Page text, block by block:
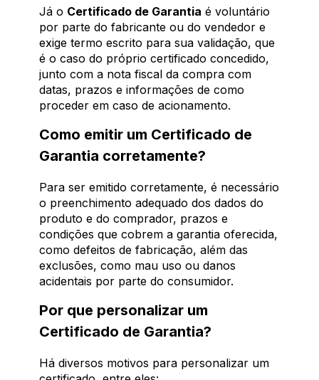
Já o Certificado de Garantia é voluntário
por parte do fabricante ou do vendedor e
exige termo escrito para sua validação, que
é o caso do próprio certificado concedido,
junto com a nota fiscal da compra com
datas, prazos e informações de como
proceder em caso de acionamento.
Como emitir um Certificado de
Garantia corretamente?
Para ser emitido corretamente, é necessário
o preenchimento adequado dos dados do
produto e do comprador, prazos e
condições que cobrem a garantia oferecida,
como defeitos de fabricação, além das
exclusões, como mau uso ou danos
acidentais por parte do consumidor.
Por que personalizar um
Certificado de Garantia?
Há diversos motivos para personalizar um